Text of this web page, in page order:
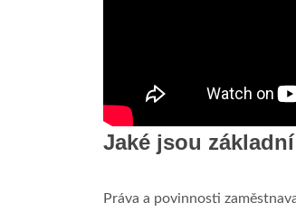
Jaké jsou
Práva a povinnosti